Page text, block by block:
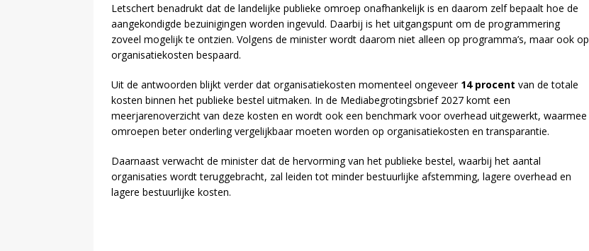
Letschert benadrukt dat de landelijke publieke omroep onafhankelijk is en daarom zelf bepaalt hoe de
aangekondigde bezuinigingen worden ingevuld. Daarbij is het uitgangspunt om de programmering
zoveel mogelijk te ontzien. Volgens de minister wordt daarom niet alleen op programma’s, maar ook op
organisatiekosten bespaard.
Uit de antwoorden blijkt verder dat organisatiekosten momenteel ongeveer 14 procent van de totale
kosten binnen het publieke bestel uitmaken. In de Mediabegrotingsbrief 2027 komt een
meerjarenoverzicht van deze kosten en wordt ook een benchmark voor overhead uitgewerkt, waarmee
omroepen beter onderling vergelijkbaar moeten worden op organisatiekosten en transparantie.
Daarnaast verwacht de minister dat de hervorming van het publieke bestel, waarbij het aantal
organisaties wordt teruggebracht, zal leiden tot minder bestuurlijke afstemming, lagere overhead en
lagere bestuurlijke kosten.